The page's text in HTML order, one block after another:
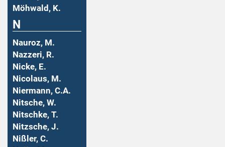
Möhwald, K.
N
Nauroz, M.
Nazzeri, R.
Nicke, E.
Nicolaus, M.
Niermann, C.A.
Nitsche, W.
Nitschke, T.
Nitzsche, J.
Nißler, C.